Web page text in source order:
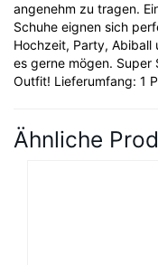
angenehm zu tragen.
Schuhe eignen sich
Hochzeit, Party, Abiball
es gerne mögen. Super
Outfit! Lieferumfang: 1
Ähnliche